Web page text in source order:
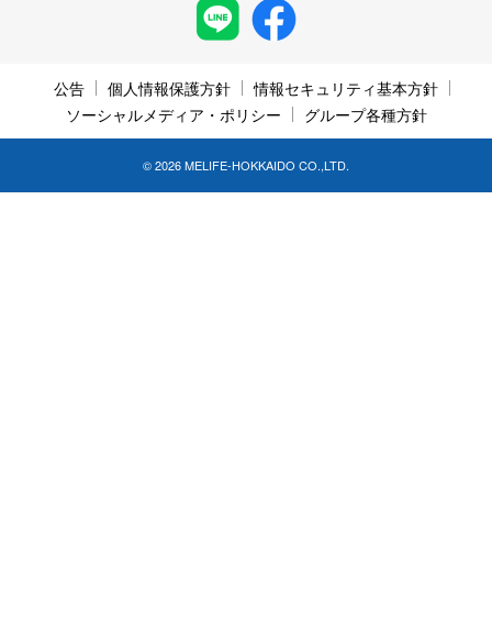
公告 個人情報保護方針
情報セキュリティ基本方針
ソーシャルメディア・ポリシー
グループ各種方針
© 2026 MELIFE-HOKKAIDO CO.,LTD.